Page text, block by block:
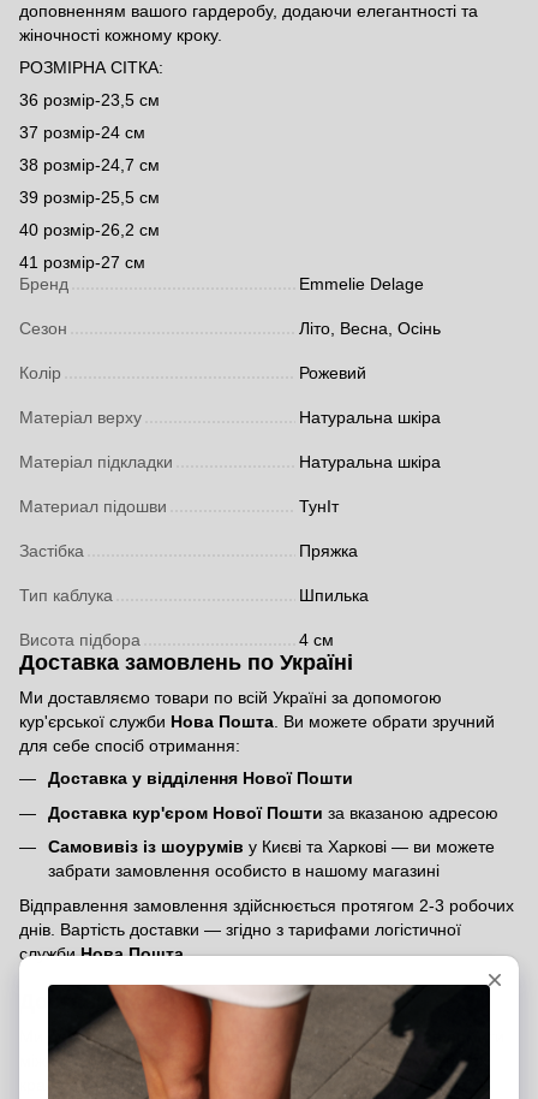
доповненням вашого гардеробу, додаючи елегантності та
жіночності кожному кроку.
РОЗМІРНА СІТКА:
36 розмір-23,5 см
37 розмір-24 см
38 розмір-24,7 см
39 розмір-25,5 см
40 розмір-26,2 см
41 розмір-27 см
Бренд
Emmelie Delage
Сезон Літо, Весна, Осінь
Колір Рожевий
Матеріал верху Натуральна шкіра
Матеріал підкладки Натуральна шкіра
Материал підошви ТунІт
Застібка Пряжка
Тип каблука Шпилька
Висота підбора 4 см
Доставка замовлень по Україні
Ми доставляємо товари по всій Україні за допомогою
кур'єрської служби Нова Пошта. Ви можете обрати зручний
для себе спосіб отримання:
Доставка у відділення Нової Пошти
Доставка кур'єром Нової Пошти за вказаною адресою
Самовивіз із шоурумів у Києві та Харкові — ви можете
забрати замовлення особисто в нашому магазині
Відправлення замовлення здійснюється протягом 2-3 робочих
днів. Вартість доставки — згідно з тарифами логістичної
службиНова Пошта.
Доставка міжнародних замовлень
Ми доставляємо замовлення по всьому світу. Щоб оформити
міжнародне замовлення, вкажіть, будь ласка, у коментарях
країну отримувача. Менеджер зв’яжеться з вами та надасть